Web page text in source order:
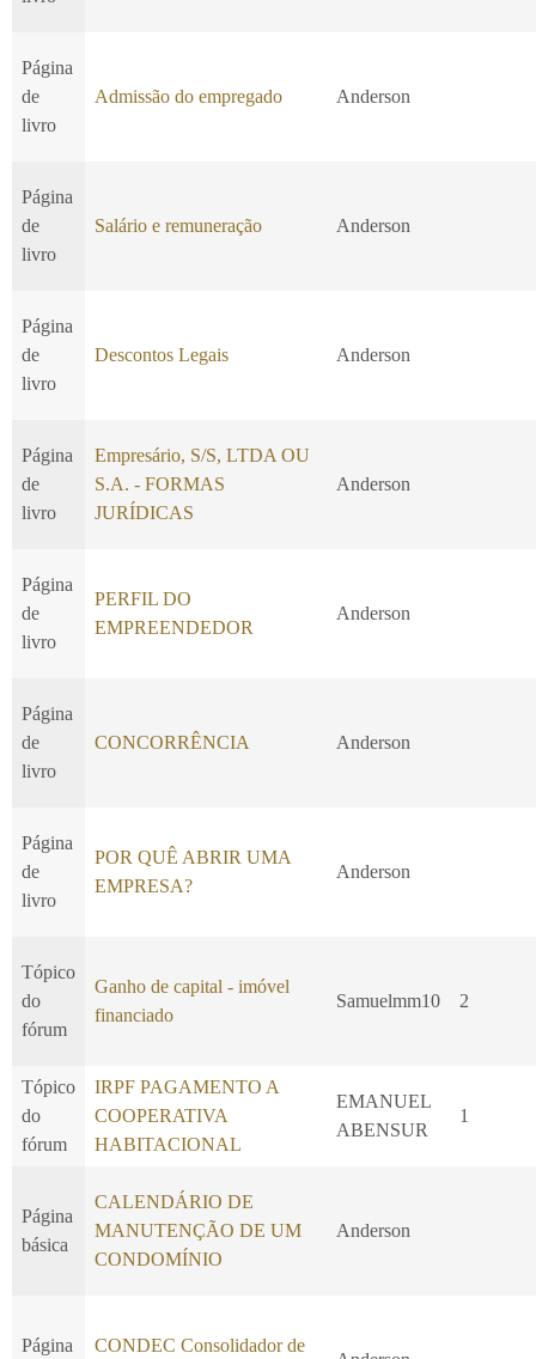
Página
de
livro
Admissão do empregado Anderson
Página
de
livro
Salário e remuneração Anderson
Página
de
livro
Descontos Legais Anderson
Página
de
livro
Empresário, S/S, LTDA OU
S.A. - FORMAS
JURÍDICAS
Anderson
Página
de
livro
PERFIL DO
EMPREENDEDOR
Anderson
Página
de
livro
CONCORRÊNCIA Anderson
Página
de
livro
POR QUÊ ABRIR UMA
EMPRESA?
Anderson
Tópico
do
fórum
Ganho de capital - imóvel
financiado
Samuelmm10 2
Tópico
do
fórum
IRPF PAGAMENTO A
COOPERATIVA
HABITACIONAL
EMANUEL
ABENSUR
1
Página
básica
CALENDÁRIO DE
MANUTENÇÃO DE UM
CONDOMÍNIO
Anderson
Página CONDEC Consolidador de